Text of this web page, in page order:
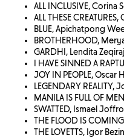
ALL INCLUSIVE, Corina
ALL THESE
BLUE, Apichatpong
BROTHERHOOD,
GARDHI, Lendita
I HAVE SINNED A
JOY IN PEOPLE, Oscar
LEGENDARY REALITY,
MANILA IS FULL OF
SWATTED, Ismael
THE FLOOD IS
THE LOVETTS, Igor